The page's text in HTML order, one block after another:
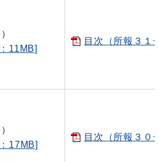
11MB]
目次（所報３１
17MB]
目次（所報３０